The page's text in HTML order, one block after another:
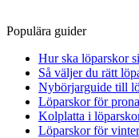
Populära guider
Hur ska löparskor
Så väljer du rätt
Nybörjarguide till
Löparskor för
Kolplatta i
Löparskor för